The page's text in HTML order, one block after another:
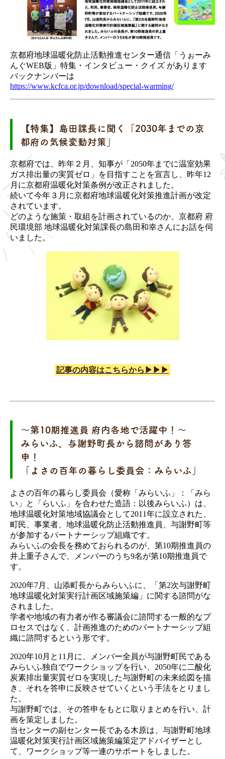
京都府地球温暖化防止活動推進センター通信「うぉーみ
んぐWEB版」特集・インタビュー・クイズ があります
バックナンバーは
https://www.kcfca.or.jp/download/special-warming/
【特集】島田課長に聞く「2030年までの京
都府の気候変動対策」
京都府では、昨年２月、知事が「2050年までに温室効果
ガス排出量の実質ゼロ」を目指すことを宣言し、昨年12
月に京都府温暖化対策条例が改正されました。
続いて今年３月に京都府地球温暖化対策推進計画が改定
されています。
どのような施策・取組を計画されているのか、京都府 府
民環境部 地球温暖化対策課長の島田和幸さんにお話を伺
いました。
記事の内容はこちらから▶▶▶
～第10期推進員 府内各地で活躍中！～
みらいふ、与謝野町長から諮問があり答
申！
「よさの百年の暮らし委員会：みらいふ」
よさの百年の暮らし委員会（愛称「みらいふ」：「みら
い」と「らいふ」を合わせた造語：以後みらいふ）は、
地球温暖化対策地域協議会として2011年に設立された、
町民、事業者、地球温暖化防止活動推進員、与謝野町等
が参加するパートナーシップ組織です。
みらいふの会長を務めておられるのが、第10期推進員の
井上重子さんで、メンバーのうち9名が第10期推進員で
す。
2020年7月、山添町長からみらいふに、「第2次与謝野町
地球温暖化対策実行計画区域施策編」に関する諮問がな
されました。
学者や地域の有力者が作る審議会に諮問する一般的なプ
ロセスではなく、計画推進のためのパートナーシップ組
織に諮問するという形です。
2020年10月と11月に、メンバー全員が与謝野町民である
みらいふ独自でワークショップを行い、2050年に二酸化
炭素排出量実質ゼロを実現した与謝野町の未来絵図を描
き、それを答申に反映させていくという手法をとりまし
た。
与謝野町では、その答申をもとに取りまとめを行い、計
画を策定しました。
当センターの副センター長である木原は、与謝野町地球
温暖化対策実行計画区域施策編策定アドバイザーとし
て、ワークショップ等一連のサポートをしました。